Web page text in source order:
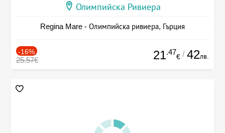
Олимпийска Ривиера
Regina Mare - Олимпийска ривиера, Гърция
-16%
25.57€ 21.47
€ / 42лв.